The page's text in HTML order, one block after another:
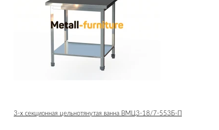
3-х секционная цельнотянутая ванна ВМЦ3-18/7-553Б-П